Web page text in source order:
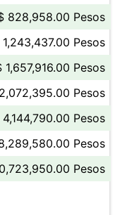
828,958.00 Pesos
1,243,437.00 Pesos
1,657,916.00 Pesos
Pesos
4,144,790.00 Pesos
Pesos
Pesos